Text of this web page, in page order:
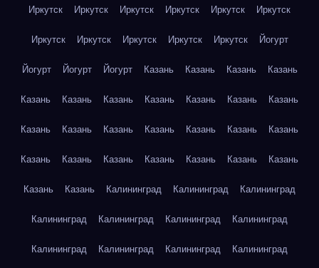
Иркутск Иркутск Иркутск Иркутск Иркутск Иркутск
Иркутск Иркутск Иркутск Иркутск Иркутск Йогурт
Йогурт Йогурт Йогурт Казань Казань Казань Казань
Казань Казань Казань Казань Казань Казань Казань
Казань Казань Казань Казань Казань Казань Казань
Казань Казань Казань Казань Казань Казань Казань
Казань Казань Калининград Калининград Калининград
Калининград Калининград Калининград Калининград
Калининград Калининград Калининград Калининград